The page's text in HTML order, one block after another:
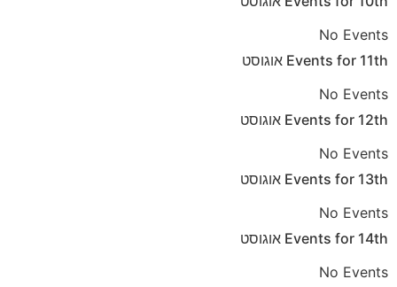
No Events
Events for 11th
אוגוסט
No Events
Events for 12th
אוגוסט
No Events
Events for 13th
אוגוסט
No Events
Events for 14th
אוגוסט
No Events